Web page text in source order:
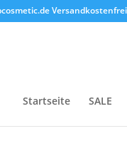
Startseite SALE